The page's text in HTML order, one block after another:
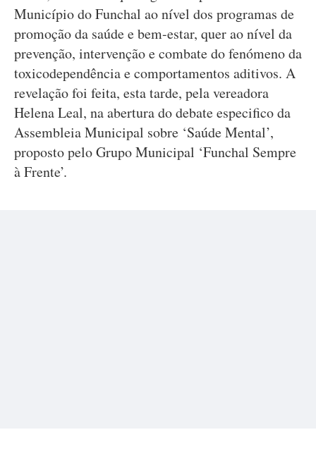
Município do Funchal ao nível dos programas de
promoção da saúde e bem-estar, quer ao nível da
prevenção, intervenção e combate do fenómeno da
toxicodependência e comportamentos aditivos. A
revelação foi feita, esta tarde, pela vereadora
Helena Leal, na abertura do debate especifico da
Assembleia Municipal sobre ‘Saúde Mental’,
proposto pelo Grupo Municipal ‘Funchal Sempre
à Frente’.